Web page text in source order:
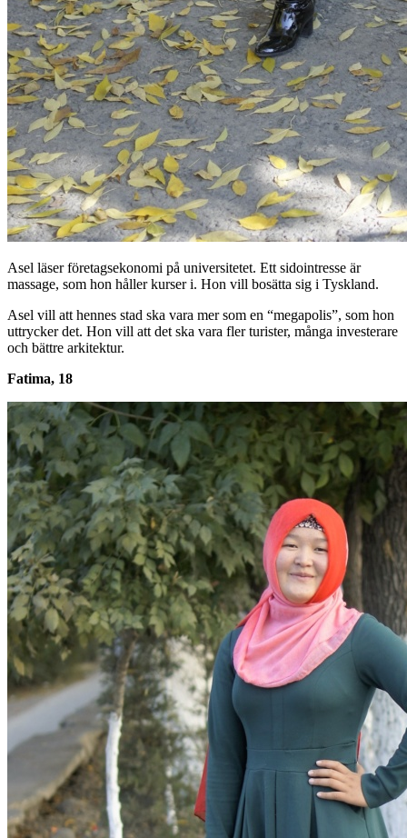
Asel läser företagsekonomi på universitetet. Ett sidointresse är
massage, som hon håller kurser i. Hon vill bosätta sig i Tyskland.
Asel vill att hennes stad ska vara mer som en “megapolis”, som hon
uttrycker det. Hon vill att det ska vara fler turister, många investerare
och bättre arkitektur.
Fatima, 18